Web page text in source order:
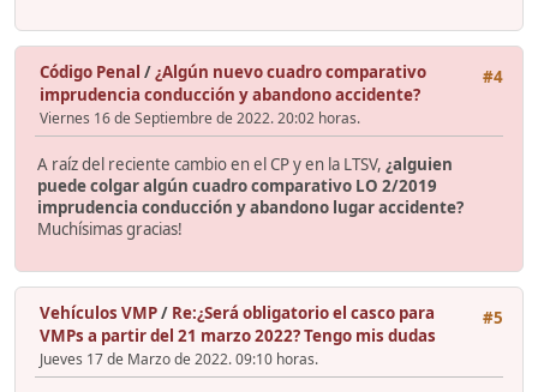
#4
Código Penal /¿Algún nuevo cuadro comparativo
imprudencia conducción y abandono accidente?
Viernes 16 de Septiembre de 2022. 20:02 horas.
A raíz del reciente cambio en el CP y en la LTSV, ¿alguien
puede colgar algún cuadro comparativo LO 2/2019
imprudencia conducción y abandono lugar accidente?
Muchísimas gracias!
#5
Vehículos VMP/ Re:¿Será obligatorio el casco para
VMPs a partir del 21 marzo 2022? Tengo mis dudas
Jueves 17 de Marzo de 2022. 09:10 horas.